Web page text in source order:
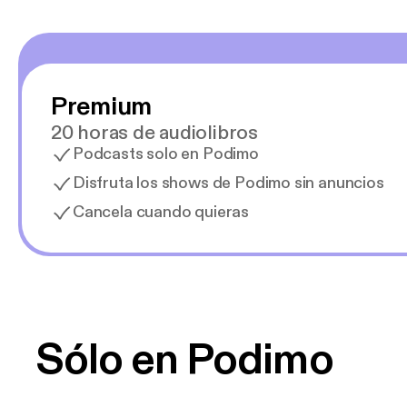
Premium
20 horas de audiolibros
Podcasts solo en Podimo
Disfruta los shows de Podimo sin anuncios
Cancela cuando quieras
Sólo en Podimo